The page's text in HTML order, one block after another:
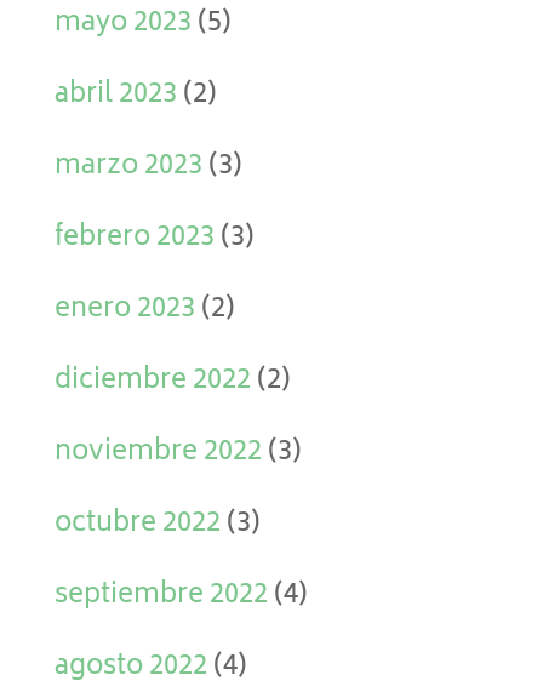
mayo 2023(5)
abril 2023(2)
marzo 2023(3)
febrero 2023(3)
enero 2023(2)
diciembre 2022(2)
noviembre 2022(3)
octubre 2022(3)
septiembre 2022(4)
agosto 2022(4)